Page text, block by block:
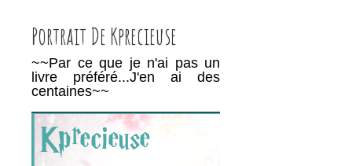
Portrait De Kprecieuse
~~Par ce que je n'ai pas un
livre préféré...J'en ai des
centaines~~